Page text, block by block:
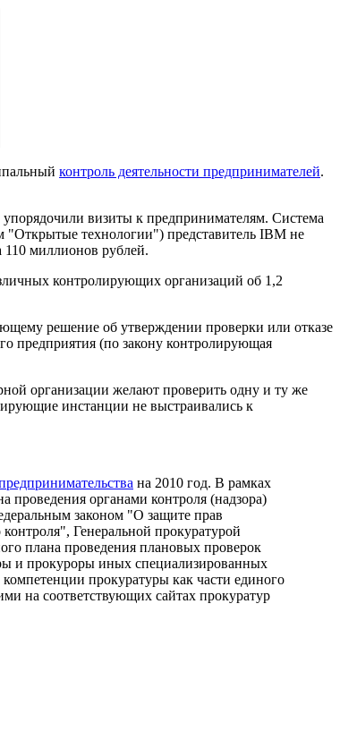
контроль деятельности предпринимателей.
визиты к предпринимателям. Система
технологии") представитель IBM не
110 миллионов рублей.
контролирующих организаций об 1,2
решение об утверждении проверки или отказе
предприятия (по закону контролирующая
организации желают проверить одну и ту же
инстанции не выстраивались к
на 2010 год. В рамках
органами контроля (надзора)
законом "О защите прав
Генеральной прокуратурой
плана проведения плановых проверок
и прокуроры иных специализированных
прокуратуры как части единого
на соответствующих сайтах прокуратур